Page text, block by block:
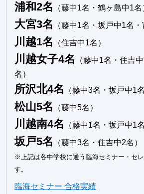
浦和2名 （藤中1名・鶴ヶ島中1名
大宮3名 （藤中1名・坂戸中1名・
川越1名 （住吉中1名）
川越女子4名
（藤中1名・住吉
名）
所沢北4名 （藤中3名・坂戸中1名
松山5名 （藤中5名）
川越南4名 （藤中1名・坂戸中1
坂戸5名 （藤中3名・住吉中2名）
※上記は各中学校に通う臨海セミナー・セ
す。
臨海セミナー 合格実績